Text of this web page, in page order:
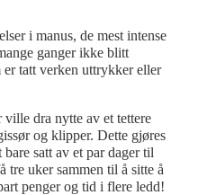
i manus, de mest intense
ganger ikke blitt
tatt verken uttrykker eller
dra nytte av et tettere
og klipper. Dette gjøres
satt av et par dager til
tre uker sammen til å sitte å
penger og tid i flere ledd!